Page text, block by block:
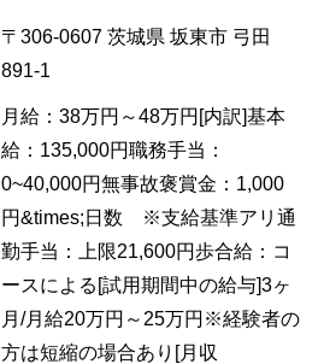
〒306-0607 茨城県 坂東市 弓田
891-1
月給：38万円～48万円[内訳]基本
給：135,000円職務手当：
0~40,000円無事故褒賞金：1,000
円&times;日数 ※支給基準アリ通
勤手当：上限21,600円歩合給：コ
ースによる[試用期間中の給与]3ヶ
月/月給20万円～25万円※経験者の
方は短縮の場合あり[月収